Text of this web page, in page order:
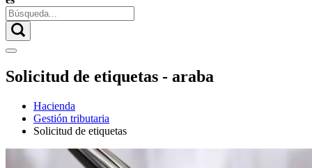
Solicitud de etiquetas - araba
Hacienda
Gestión tributaria
Solicitud de etiquetas